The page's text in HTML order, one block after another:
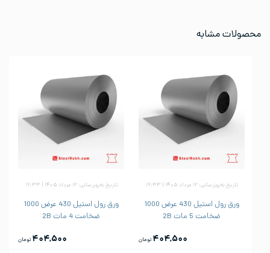
محصولات مشابه
تاریخ به‌روزرسانی: ۱۲ مرداد ۱۴۰۵ | ۱۶:۳۳
ورق رول استیل 430 عرض 1000
ضخامت 5 مات 2B
۴۰۴,۵۰۰ تومان
تاریخ به‌روزرسانی: ۱۲ مرداد ۱۴۰۵ | ۱۶:۳۳
ورق رول استیل 430 عرض 1000
ضخامت 4 مات 2B
۴۰۴,۵۰۰ تومان